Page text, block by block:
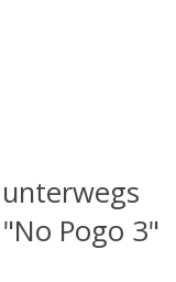
Pogo 3"